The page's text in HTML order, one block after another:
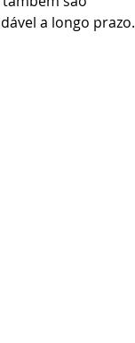
a longo prazo.